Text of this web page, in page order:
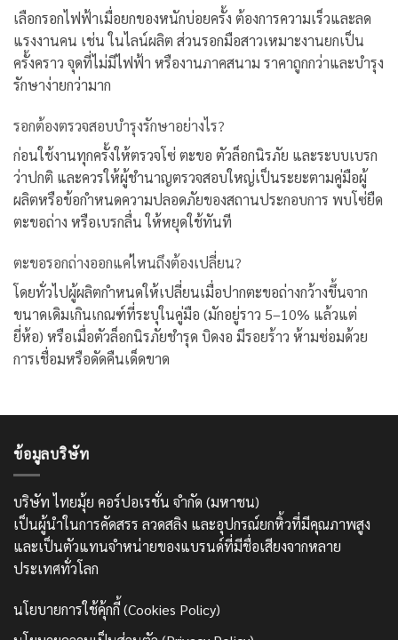
เลือกรอกไฟฟ้าเมื่อยกของหนักบ่อยครั้ง ต้องการความเร็วและลด
แรงงานคน เช่น ในไลน์ผลิต ส่วนรอกมือสาวเหมาะงานยกเป็น
ครั้งคราว จุดที่ไม่มีไฟฟ้า หรืองานภาคสนาม ราคาถูกกว่าและบำรุง
รักษาง่ายกว่ามาก
รอกต้องตรวจสอบบำรุงรักษาอย่างไร?
ก่อนใช้งานทุกครั้งให้ตรวจโซ่ ตะขอ ตัวล็อกนิรภัย และระบบเบรก
ว่าปกติ และควรให้ผู้ชำนาญตรวจสอบใหญ่เป็นระยะตามคู่มือผู้
ผลิตหรือข้อกำหนดความปลอดภัยของสถานประกอบการ พบโซ่ยืด
ตะขอถ่าง หรือเบรกลื่น ให้หยุดใช้ทันที
ตะขอรอกถ่างออกแค่ไหนถึงต้องเปลี่ยน?
โดยทั่วไปผู้ผลิตกำหนดให้เปลี่ยนเมื่อปากตะขอถ่างกว้างขึ้นจาก
ขนาดเดิมเกินเกณฑ์ที่ระบุในคู่มือ (มักอยู่ราว 5–10% แล้วแต่
ยี่ห้อ) หรือเมื่อตัวล็อกนิรภัยชำรุด บิดงอ มีรอยร้าว ห้ามซ่อมด้วย
การเชื่อมหรือดัดคืนเด็ดขาด
ข้อมูลบริษัท
บริษัท ไทยมุ้ย คอร์ปอเรชั่น จำกัด (มหาชน)
เป็นผู้นำในการคัดสรร ลวดสลิง และอุปกรณ์ยกหิ้วที่มีคุณภาพสูง
และเป็นตัวแทนจำหน่ายของแบรนด์ที่มีชื่อเสียงจากหลาย
ประเทศทั่วโลก
นโยบายการใช้คุ้กกี้ (Cookies Policy)